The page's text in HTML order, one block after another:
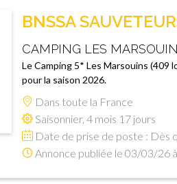
BNSSA
CAMPING LES
Le Camping 5* Les Marsouins (409
pour la saison 2026.
Dans toute la France
Saisonnier, 4 mois 17 jours
Date de prise de poste : Dès
Annonce publiée le 03/03/26